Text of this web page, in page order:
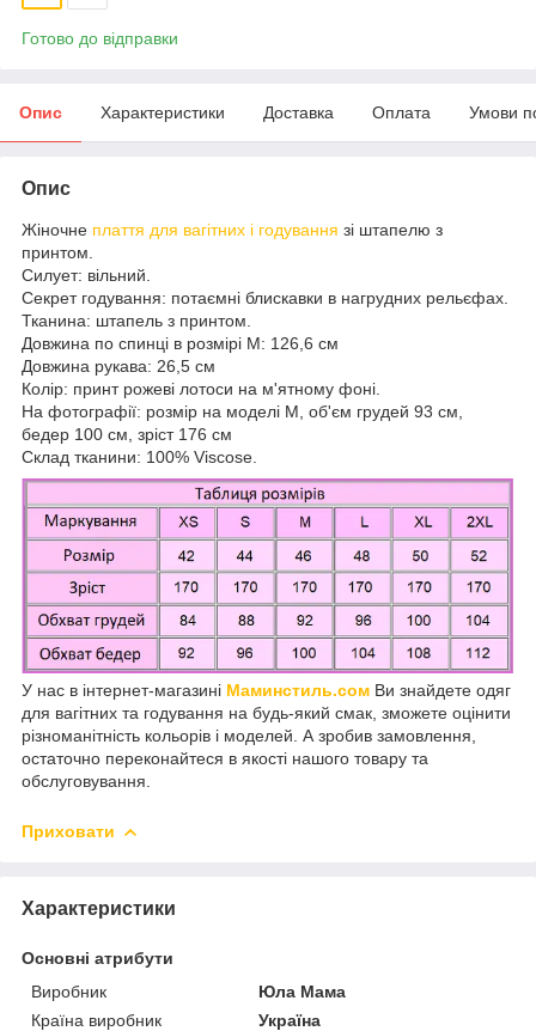
Готово до відправки
Опис Характеристики Доставка Оплата Умови
Опис
Жіночне плаття для вагітних і годування зі штапелю з
принтом.
Силует: вільний.
Секрет годування: потаємні блискавки в нагрудних рельєфах.
Тканина: штапель з принтом.
Довжина по спинці в розмірі М: 126,6 см
Довжина рукава: 26,5 см
Колір: принт рожеві лотоси на м'ятному фоні.
На фотографії: розмір на моделі М, об'єм грудей 93 см,
бедер 100 см, зріст 176 см
Склад тканини: 100% Viscose.
У нас в інтернет-магазині Маминстиль.сом Ви знайдете одяг
для вагітних та годування на будь-який смак, зможете оцінити
різноманітність кольорів і моделей. А зробив замовлення,
остаточно переконайтеся в якості нашого товару та
обслуговування.
Приховати
Характеристики
Основні атрибути
Виробник
Юла Мама
Країна виробник
Україна